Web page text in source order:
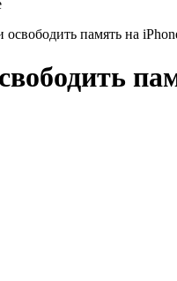
освободить память на